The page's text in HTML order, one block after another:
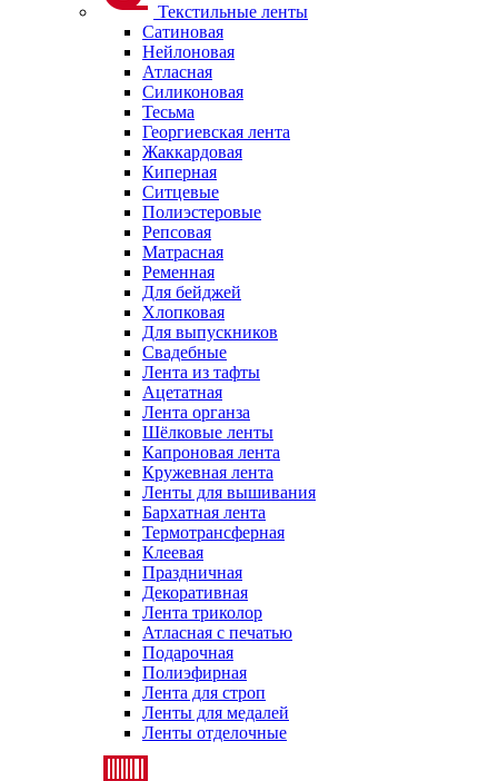
Текстильные ленты
Сатиновая
Нейлоновая
Атласная
Силиконовая
Тесьма
Георгиевская лента
Жаккардовая
Киперная
Ситцевые
Полиэстеровые
Репсовая
Матрасная
Ременная
Для бейджей
Хлопковая
Для выпускников
Свадебные
Лента из тафты
Ацетатная
Лента органза
Шёлковые ленты
Капроновая лента
Кружевная лента
Ленты для вышивания
Бархатная лента
Термотрансферная
Клеевая
Праздничная
Декоративная
Лента триколор
Атласная с печатью
Подарочная
Полиэфирная
Лента для строп
Ленты для медалей
Ленты отделочные